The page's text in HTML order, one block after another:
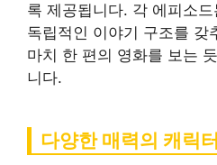
록 제공됩니다. 각 에피소
독립적인 이야기 구조를 갖
마치 한 편의 영화를 보는
니다.
다양한 매력의 캐릭